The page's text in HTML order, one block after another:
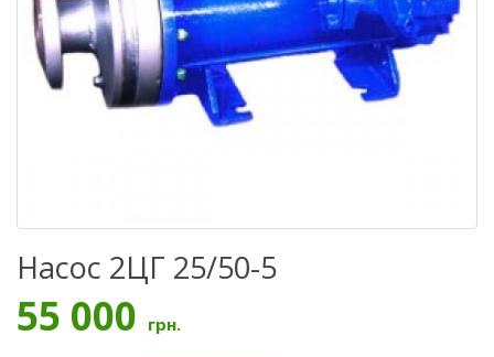
Насос 2ЦГ 25/50-5
55 000 грн.